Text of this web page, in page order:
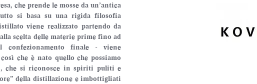
che prende le mosse da un’antica
si basa su una rigida filosofia
viene realizzato partendo da
scelta delle materie prime fino ad
confezionamento finale - viene
che è nato quello che possiamo
che si riconosce in spiriti puliti e
della distillazione e imbottigliati